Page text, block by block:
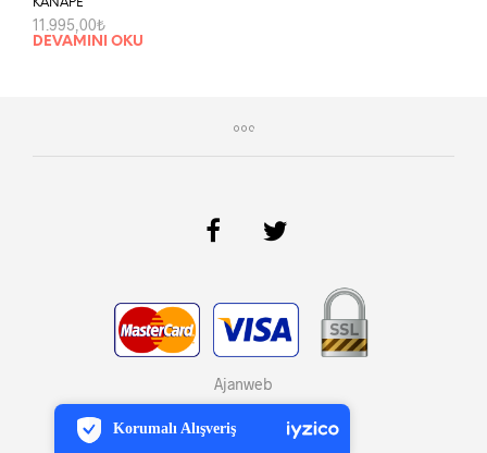
Korumalı Alışveriş
7/24 Canlı Destek
iyzico Korumalı Alışveriş
11.995,00₺
DEVAMINI OKU
Ajanweb